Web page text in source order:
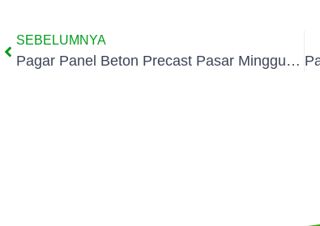
SEBELUMNYA
Pagar Panel Beton Precast Pasar Minggu Jakarta
Butuh